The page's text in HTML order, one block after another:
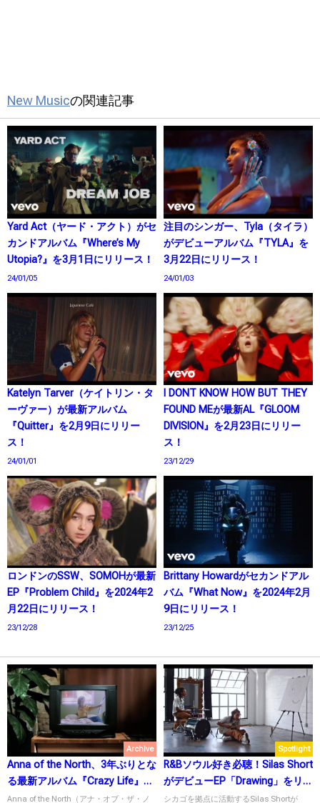
New Musicの関連記事
Yard Act（ヤード・アクト）がセ
カンドアルバム『Where’s My
Utopia?』を3月1日にリリース！
24/01/05
注目のシンガー、Tyla（タイラ）
がデビューアルバム『TYLA』を
3月22日にリリース！
24/01/03
Katelyn Tarver（ケイトリン・タ
ーヴァー）が最新アルバム
『Quitter』を2月9日にリリー
ス！
24/01/01
I DONT KNOW HOW BUT THEY
FOUND MEが最新AL『GLOOM
DIVISION』を2月23日にリリー
ス！
23/12/29
ロンドンのSSW、SOMOHが最新
EP『Problem Child』を2024年2
月22日にリリース！
23/12/28
Brittany Howardがセカンドアル
バム『What Now』を2024年2月
9日にリリース！
23/12/25
Archive
Anna of the North、3年ぶりとな
る最新アルバム『Crazy Life』を
11月4日にリリース！
Anna of the North（アナ・オブ・ザ・ノ
Spotlight
R&Bソウル好き必聴！Silas Short
がデビューEP「Drawing」をリリ
ース！
シカゴを拠点に活動するSilas Shortが